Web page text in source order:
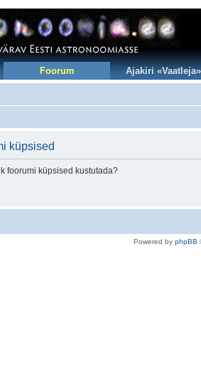
Foorum Ajakiri «Vaatleja»
küpsised
foorumi küpsised kustutada?
Powered by phpBB